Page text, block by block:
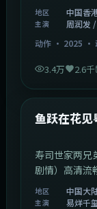
地区 中国香
主演
周润发
动作· 2025 ·
3.4万 2.6千
最新
鱼跃在花
寿司世家两兄
剧情）高清流
地区 中国大
主演
易烊千